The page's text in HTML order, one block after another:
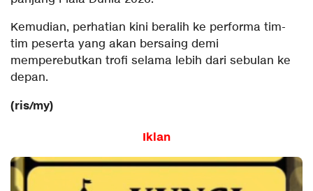
Kemudian, perhatian kini beralih ke performa tim-
tim peserta yang akan bersaing demi
memperebutkan trofi selama lebih dari sebulan ke
depan.
(ris/my)
Iklan